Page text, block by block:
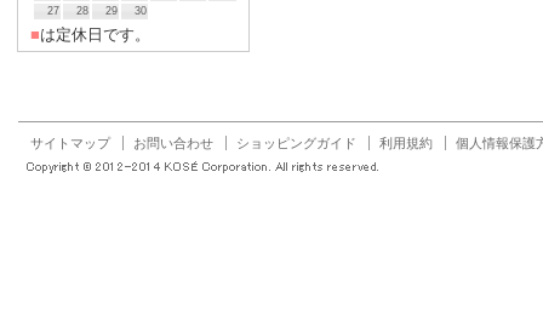
27
28 29 30
■は定休日です。
サイトマップ お問い合わせ ショッピングガイド 利用規約 個人情報保護